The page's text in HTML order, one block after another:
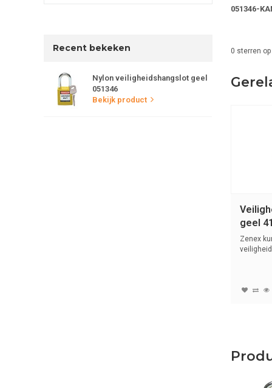
Recent bekeken
Nylon veiligheidshangslot geel
051346
Bekijk product
051346-
0 sterren
geel
Zenex